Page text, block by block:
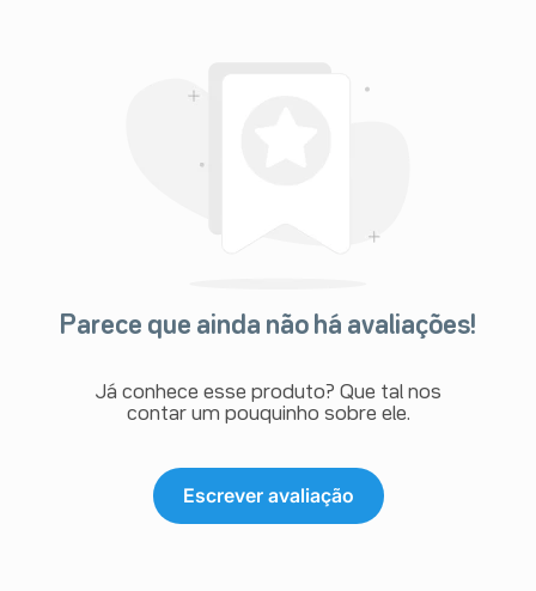
Parece que ainda não há avaliações!
Já conhece esse produto? Que tal nos
contar um pouquinho sobre ele.
Escrever avaliação